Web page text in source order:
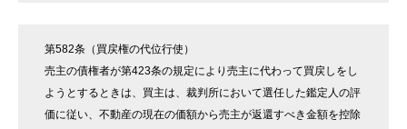
第582条（買戻権の代位行使）
売主の債権者が第423条の規定により売主に代わって買戻しをし
ようとするときは、買主は、裁判所において選任した鑑定人の評
価に従い、不動産の現在の価額から売主が返還すべき金額を控除